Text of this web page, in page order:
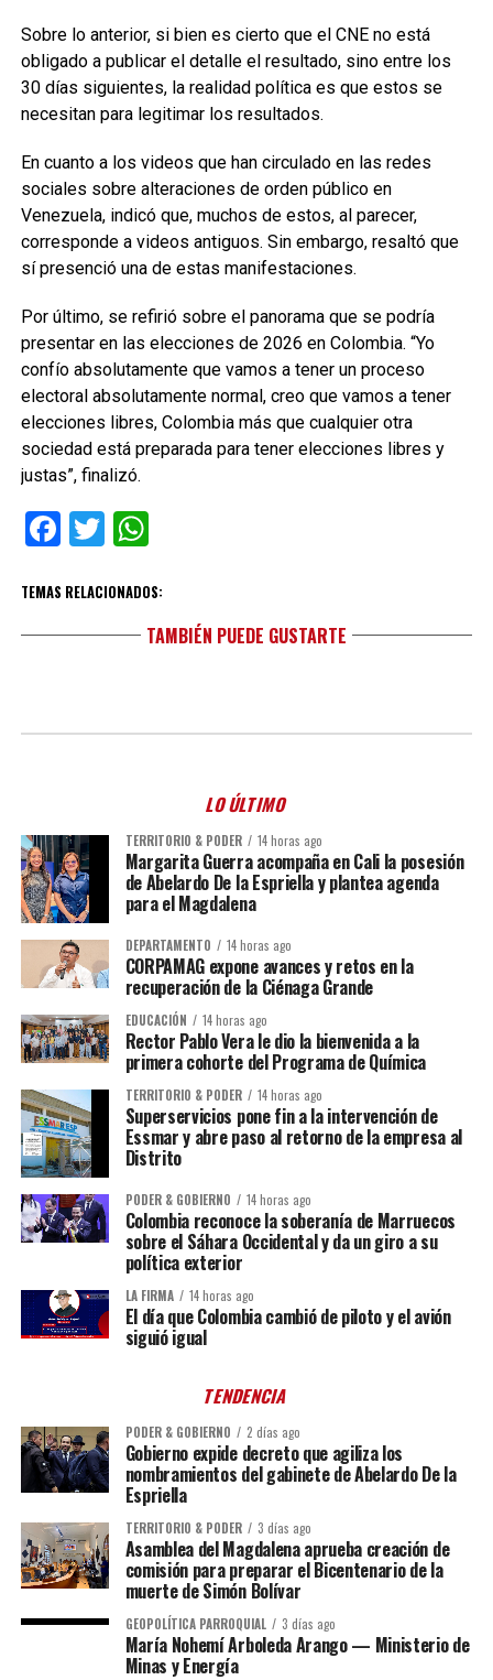
Sobre lo anterior, si bien es cierto que el CNE no está
obligado a publicar el detalle el resultado, sino entre los
30 días siguientes, la realidad política es que estos se
necesitan para legitimar los resultados.
En cuanto a los videos que han circulado en las redes
sociales sobre alteraciones de orden público en
Venezuela, indicó que, muchos de estos, al parecer,
corresponde a videos antiguos. Sin embargo, resaltó que
sí presenció una de estas manifestaciones.
Por último, se refirió sobre el panorama que se podría
presentar en las elecciones de 2026 en Colombia. “Yo
confío absolutamente que vamos a tener un proceso
electoral absolutamente normal, creo que vamos a tener
elecciones libres, Colombia más que cualquier otra
sociedad está preparada para tener elecciones libres y
justas”, finalizó.
Facebook
TwitterWhatsApp
TEMAS RELACIONADOS:
TAMBIÉN PUEDE GUSTARTE
LO ÚLTIMO
TERRITORIO & PODER 14 horas ago
Margarita Guerra acompaña en Cali la posesión
de Abelardo De la Espriella y plantea agenda
para el Magdalena
DEPARTAMENTO 14 horas ago
CORPAMAG expone avances y retos en la
recuperación de la Ciénaga Grande
EDUCACIÓN 14 horas ago
Rector Pablo Vera le dio la bienvenida a la
primera cohorte del Programa de Química
TERRITORIO & PODER 14 horas ago
Superservicios pone fin a la intervención de
Essmar y abre paso al retorno de la empresa al
Distrito
PODER & GOBIERNO 14 horas ago
Colombia reconoce la soberanía de Marruecos
sobre el Sáhara Occidental y da un giro a su
política exterior
LA FIRMA 14 horas ago
El día que Colombia cambió de piloto y el avión
siguió igual
TENDENCIA
PODER & GOBIERNO 2 días ago
Gobierno expide decreto que agiliza los
nombramientos del gabinete de Abelardo De la
Espriella
TERRITORIO & PODER 3 días ago
Asamblea del Magdalena aprueba creación de
comisión para preparar el Bicentenario de la
muerte de Simón Bolívar
GEOPOLÍTICA PARROQUIAL 3 días ago
María Nohemí Arboleda Arango — Ministerio de
Minas y Energía